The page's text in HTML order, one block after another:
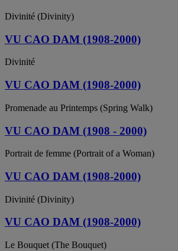
Divinité (Divinity)
VU CAO DAM (1908-2000)
Divinité
VU CAO DAM (1908-2000)
Promenade au Printemps (Spring Walk)
VU CAO DAM (1908 - 2000)
Portrait de femme (Portrait of a Woman)
VU CAO DAM (1908-2000)
Divinité (Divinity)
VU CAO DAM (1908-2000)
Le Bouquet (The Bouquet)